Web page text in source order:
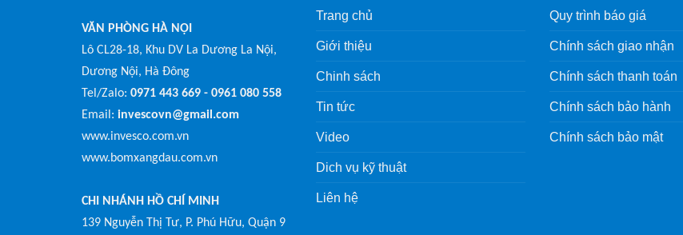
VĂN PHÒNG HÀ NỘI
Lô CL28-18, Khu DV La Dương La Nội,
Dương Nội, Hà Đông
Tel/Zalo: 0971 443 669 - 0961 080 558
Email: invescovn@gmail.com
www.invesco.com.vn
www.bomxangdau.com.vn
CHI NHÁNH HỒ CHÍ MINH
139 Nguyễn Thị Tư, P. Phú Hữu, Quận 9
Trang chủ
Giới thiệu
Chinh sách
Tin tức
Video
Dich vụ kỹ thuật
Liên hệ
Quy trình báo giá
Chính sách giao nhận
Chính sách thanh toán
Chính sách bảo hành
Chính sách bảo mật